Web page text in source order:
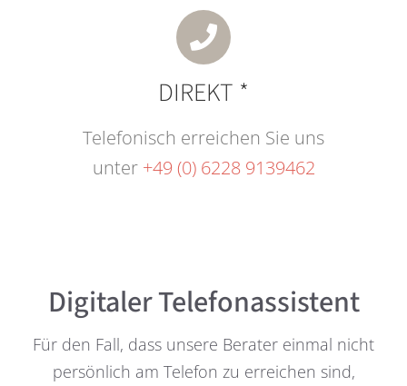
DIREKT *
Telefonisch erreichen Sie uns
unter +49 (0) 6228 9139462
Digitaler Telefonassistent
Für den Fall, dass unsere Berater einmal nicht
persönlich am Telefon zu erreichen sind,